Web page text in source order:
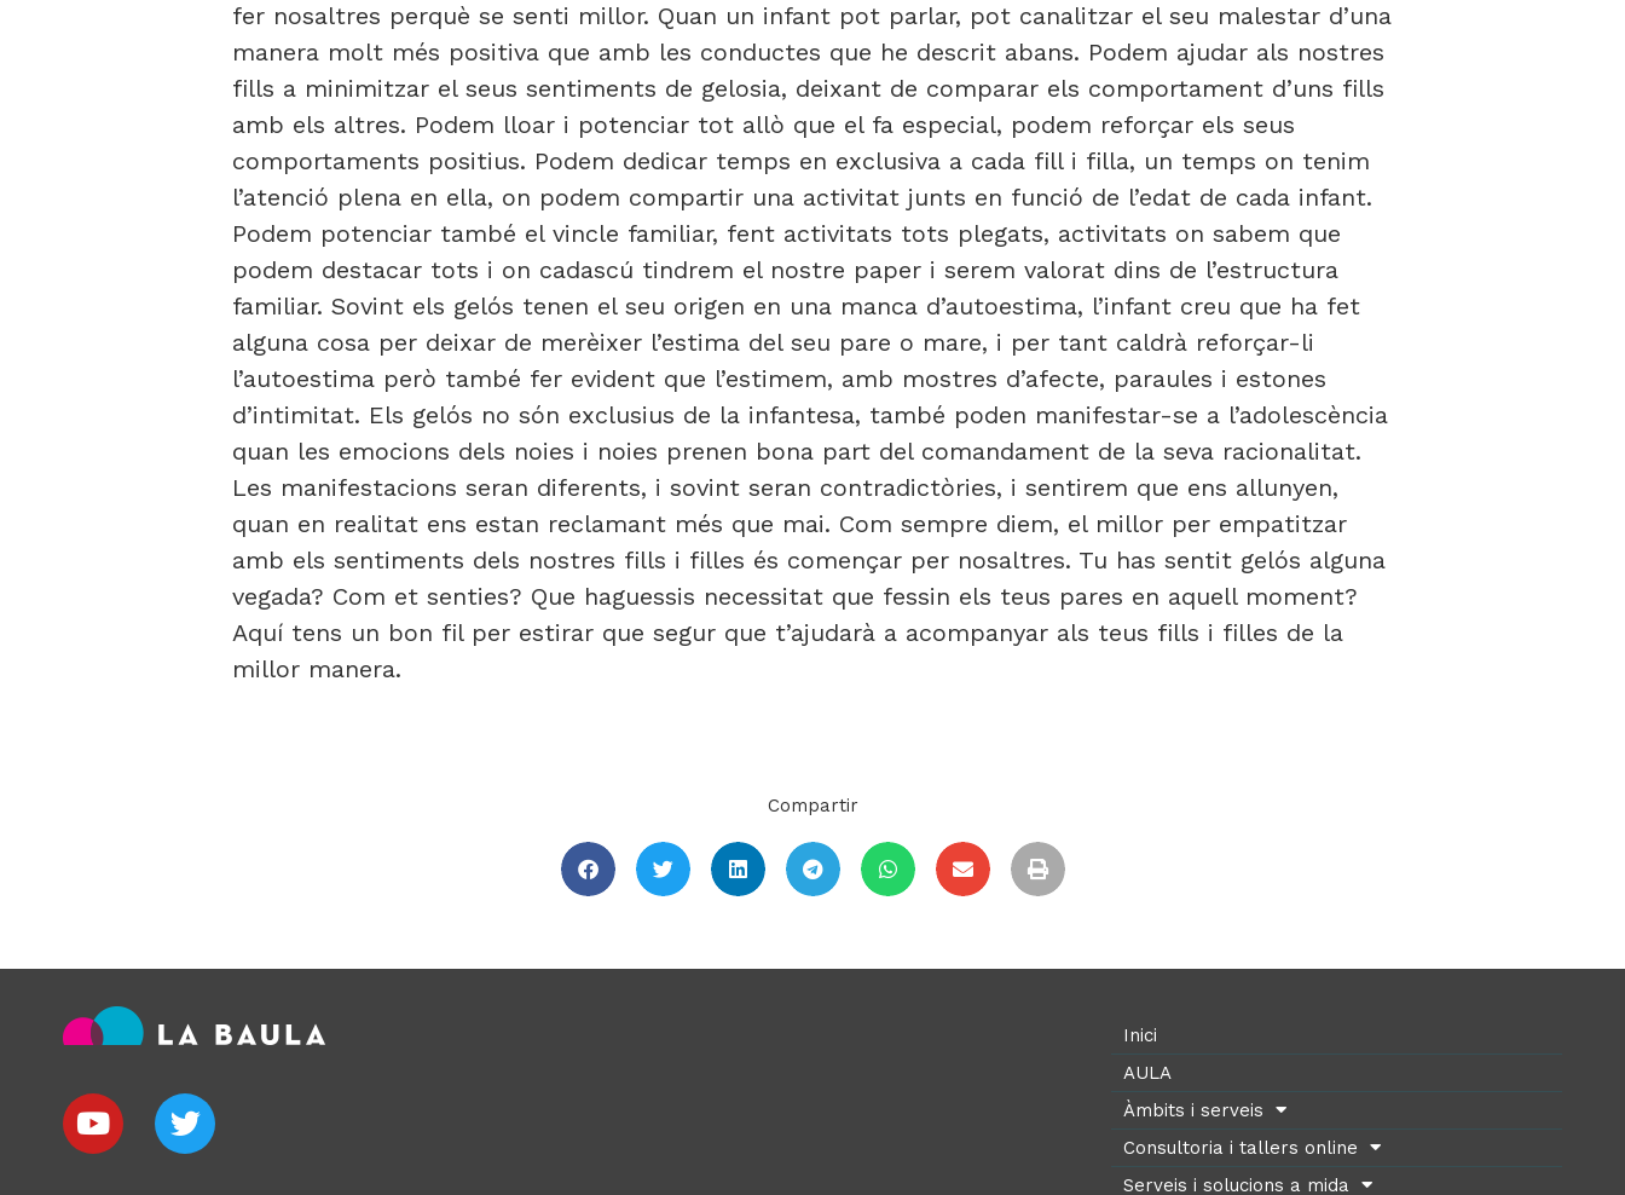
fer nosaltres perquè se senti millor. Quan un infant pot parlar, pot canalitzar el seu malestar d’una
manera molt més positiva que amb les conductes que he descrit abans. Podem ajudar als nostres
fills a minimitzar el seus sentiments de gelosia, deixant de comparar els comportament d’uns fills
amb els altres. Podem lloar i potenciar tot allò que el fa especial, podem reforçar els seus
comportaments positius. Podem dedicar temps en exclusiva a cada fill i filla, un temps on tenim
l’atenció plena en ella, on podem compartir una activitat junts en funció de l’edat de cada infant.
Podem potenciar també el vincle familiar, fent activitats tots plegats, activitats on sabem que
podem destacar tots i on cadascú tindrem el nostre paper i serem valorat dins de l’estructura
familiar. Sovint els gelós tenen el seu origen en una manca d’autoestima, l’infant creu que ha fet
alguna cosa per deixar de merèixer l’estima del seu pare o mare, i per tant caldrà reforçar-li
l’autoestima però també fer evident que l’estimem, amb mostres d’afecte, paraules i estones
d’intimitat. Els gelós no són exclusius de la infantesa, també poden manifestar-se a l’adolescència
quan les emocions dels noies i noies prenen bona part del comandament de la seva racionalitat.
Les manifestacions seran diferents, i sovint seran contradictòries, i sentirem que ens allunyen,
quan en realitat ens estan reclamant més que mai. Com sempre diem, el millor per empatitzar
amb els sentiments dels nostres fills i filles és començar per nosaltres. Tu has sentit gelós alguna
vegada? Com et senties? Que haguessis necessitat que fessin els teus pares en aquell moment?
Aquí tens un bon fil per estirar que segur que t’ajudarà a acompanyar als teus fills i filles de la
millor manera.
Compartir
Inici
AULA
Àmbits i serveis
Consultoria i tallers online
Serveis i solucions a mida